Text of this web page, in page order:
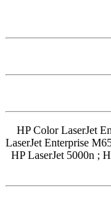
: HP Color LaserJet
LaserJet Enterprise
HP LaserJet 5000n ;